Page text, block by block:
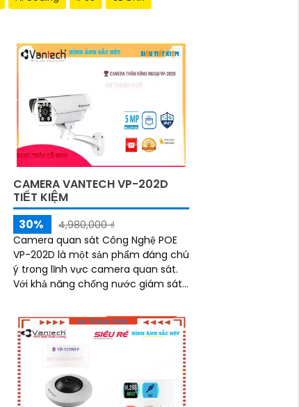
CAMERA VANTECH VP-202D
TIẾT KIỆM
30%
4,980,000 ₫
Camera quan sát Công Nghệ POE
VP-202D là một sản phẩm đáng chú
ý trong lĩnh vực camera quan sát.
Với khả năng chống nước giám sát
bảo cho bạn hình ảnh rõ ràng và
sắc nét trong mọi trường hợp